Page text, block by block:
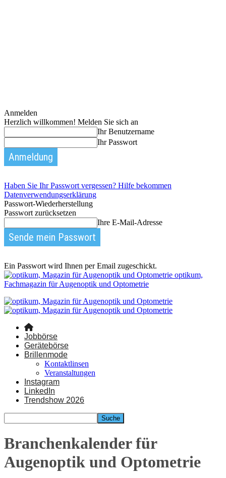
Anmelden
Herzlich willkommen! Melden Sie sich an
Ihr Benutzername
Ihr Passwort
Haben Sie Ihr Passwort vergessen? Hilfe bekommen
Datenverwendungserklärung
Passwort-Wiederherstellung
Passwort zurücksetzen
Ihre E-Mail-Adresse
Ein Passwort wird Ihnen per Email zugeschickt.
optikum,
Fachmagazin für Augenoptik und Optometrie
Jobbörse
Gerätebörse
Brillenmode
Kontaktlinsen
Veranstaltungen
Instagram
LinkedIn
Trendshow 2026
Branchenkalender für
Augenoptik und Optometrie